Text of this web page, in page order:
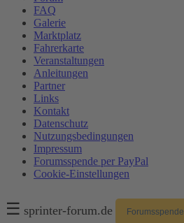
FAQ
Galerie
Marktplatz
Fahrerkarte
Veranstaltungen
Anleitungen
Partner
Links
Kontakt
Datenschutz
Nutzungsbedingungen
Impressum
Forumsspende per PayPal
Cookie-Einstellungen
☰ sprinter-forum.de Forumsspende